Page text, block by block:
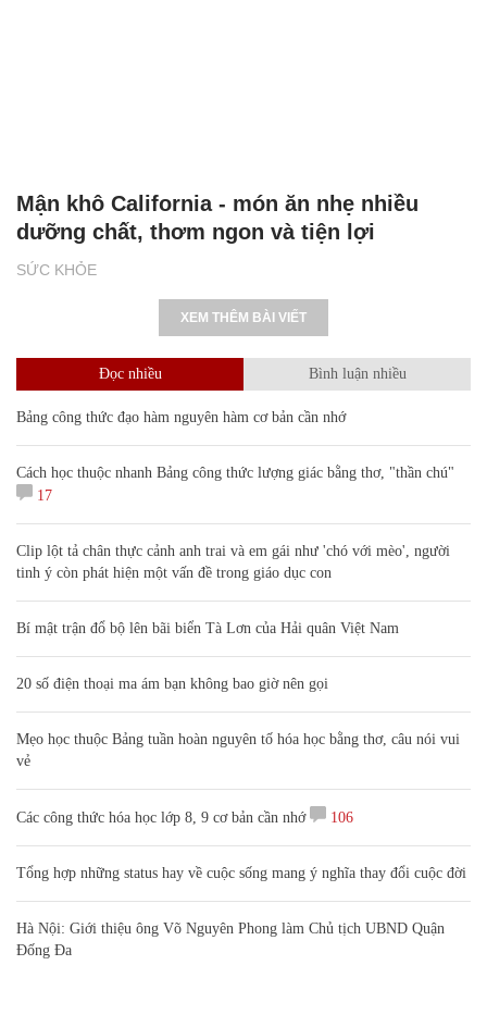
SỨC KHỎE
Mận khô California - món ăn nhẹ nhiều
dưỡng chất, thơm ngon và tiện lợi
XEM THÊM BÀI VIẾT
Đọc nhiều Bình luận nhiều
Bảng công thức đạo hàm nguyên hàm cơ bản cần nhớ
Cách học thuộc nhanh Bảng công thức lượng giác bằng thơ, "thần chú"
17
Clip lột tả chân thực cảnh anh trai và em gái như 'chó với mèo', người
tinh ý còn phát hiện một vấn đề trong giáo dục con
Bí mật trận đổ bộ lên bãi biển Tà Lơn của Hải quân Việt Nam
20 số điện thoại ma ám bạn không bao giờ nên gọi
Mẹo học thuộc Bảng tuần hoàn nguyên tố hóa học bằng thơ, câu nói vui
vẻ
Các công thức hóa học lớp 8, 9 cơ bản cần nhớ 106
Tổng hợp những status hay về cuộc sống mang ý nghĩa thay đổi cuộc đời
Hà Nội: Giới thiệu ông Võ Nguyên Phong làm Chủ tịch UBND Quận
Đống Đa